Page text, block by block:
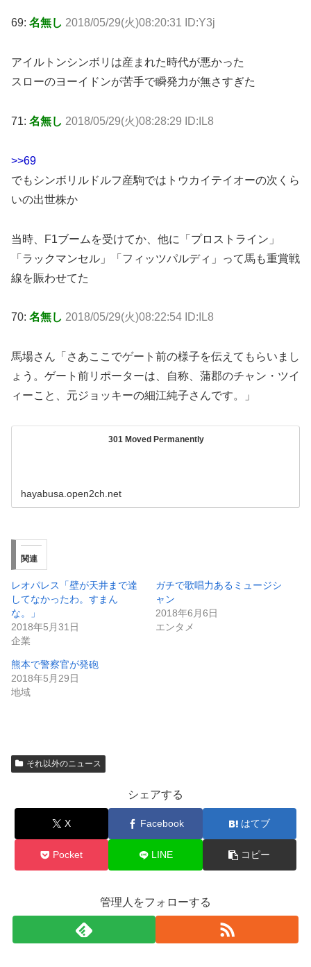
69: 名無し 2018/05/29(火)08:20:31 ID:Y3j
アイルトンシンボリは産まれた時代が悪かった
スローのヨーイドンが苦手で瞬発力が無さすぎた
71: 名無し 2018/05/29(火)08:28:29 ID:IL8
>>69
でもシンボリルドルフ産駒ではトウカイテイオーの次くら
いの出世株か
当時、F1ブームを受けてか、他に「プロストライン」
「ラックマンセル」「フィッツパルディ」って馬も重賞戦
線を賑わせてた
70: 名無し 2018/05/29(火)08:22:54 ID:IL8
馬場さん「さあここでゲート前の様子を伝えてもらいまし
ょう。ゲート前リポーターは、自称、蒲郡のチャン・ツイ
ィーこと、元ジョッキーの細江純子さんです。」
301 Moved Permanently
hayabusa.open2ch.net
関連
レオパレス「壁が天井まで達
してなかったわ。すまん
な。」
2018年5月31日
企業
ガチで歌唱力あるミュージシ
ャン
2018年6月6日
エンタメ
熊本で警察官が発砲
2018年5月29日
地域
それ以外のニュース
シェアする
X Facebook はてブ
Pocket LINE コピー
管理人をフォローする